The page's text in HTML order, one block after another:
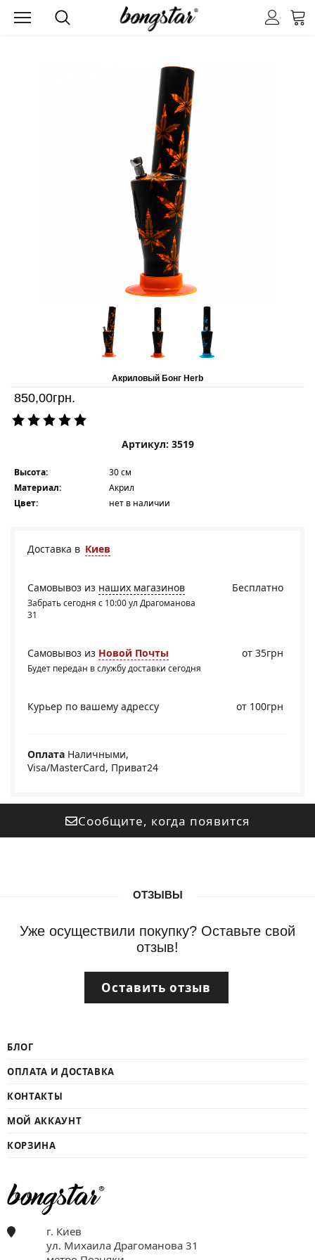
Акриловый Бонг Herb
850,00грн.
Артикул: 3519
Высота:
30 см
Материал:
Акрил
Цвет:
нет в наличии
Доставка в Киев
Бесплатно
Самовывоз из наших магазинов
Забрать сегодня с 10:00 ул Драгоманова
31
Самовывоз из Новой Почты
Будет передан в службу доставки сегодня
от 35грн
Курьер по вашему адрессу от 100грн
Оплата Наличными,
Visa/MasterCard, Приват24
Сообщите, когда появится
ОТЗЫВЫ
Уже осуществили покупку? Оставьте свой
отзыв!
Оставить отзыв
БЛОГ
ОПЛАТА И ДОСТАВКА
КОНТАКТЫ
МОЙ АККАУНТ
КОРЗИНА
г. Киев
ул. Михаила Драгоманова 31